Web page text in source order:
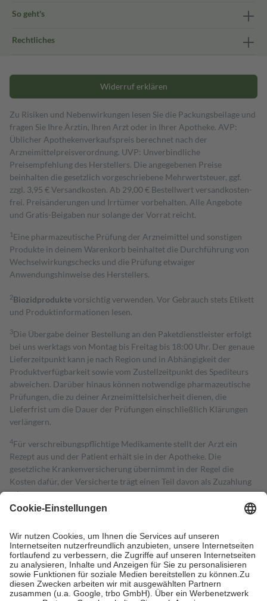
So geht's
Rechtliches
Widerruf erklären
Zu Risiken und Nebenwirkungen lesen Sie die Packungsbeilage und
fragen Sie Ihre Ärztin, Ihren Arzt oder in Ihrer Apotheke. AVP:
Üblicher Apothekenverkaufspreis berechnet nach der
Arzneimittelpreisverordnung. UVP: Unverbindliche
Preisempfehlung des Herstellers. Die angegebenen Preise
beinhalten die gesetzlich vorgeschriebene Mehrwertsteuer, ggf.
zzgl. 3,95 € Versandkosten. Ab 29,00 € Bestell­wert versand­kosten­
frei. Preisänderungen und Irrtümer vorbehalten. Alle Angebote
und Gratis-Beigaben nur solange der Vorrat reicht.
1 Eine pharmazeutische Prüfung der Arzneimittel und sonstigen
Produkte in deinem Warenkorb beinhaltet die Durchführung von
Wechselwirkungschecks und die Prüfung etwaiger
Anwendungshinweise des Herstellers.
2Biozidproduktevorsichtig verwenden. Vor Gebrauch stets Etikett
und Produktinformationen lesen.
3Die Übergabe deiner Bestellung an den Paketdienstleister erfolgt
bei uns werktags von Montag bis Freitag bis 18:00 Uhr. Der genaue
Lieferzeitpunkt kann je nach Region und in Abhängigkeit der
Produktverfügbarkeit sowie vom Zustellzeitpunkt des Spediteurs
abweichen. Darüber hinaus können notwendige pharmazeutische
Prüfungen, die zu deiner Arzneimittelsicherheit dienen, die
Lieferfrist um die Dauer der Prüfungen einschließlich Klärungen
verlängern.
4Für verschreibungspflichtige Medikamente stellt der Arzt ein
Rezept aus und der Patient erhält sie in der Apotheke. Die
gesetzliche Krankenversicherung übernimmt in der Regel die
Kosten dafür, der Versicherte trägt einen Teil davon als Zuzahlung
mit.
Grundsätzlich leisten Mitglieder Zuzahlungen in Höhe von zehn
höchstens zehn Euro.
Es sind jedoch nie mehr als die tatsächlichen
Kosten der Leistung zu entrichten.
Diese Regeln gelten grundsätzlich auch für Online-Apotheken.
Bei Heilmitteln und häuslicher Krankenpflege beträgt die
Zuzahlung zehn Prozent der Kosten sowie zehn Euro je
Verordnung.